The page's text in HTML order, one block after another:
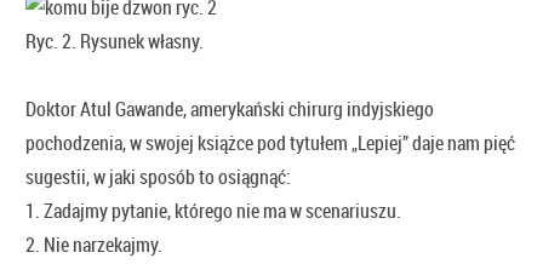
Ryc. 2. Rysunek własny.
Doktor Atul Gawande, amerykański chirurg indyjskiego
pochodzenia, w swojej książce pod tytułem „Lepiej” daje nam pięć
sugestii, w jaki sposób to osiągnąć:
1. Zadajmy pytanie, którego nie ma w scenariuszu.
2. Nie narzekajmy.